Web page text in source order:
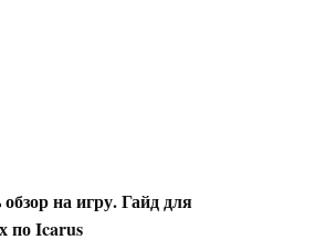
на игру. Гайд для
по Icarus